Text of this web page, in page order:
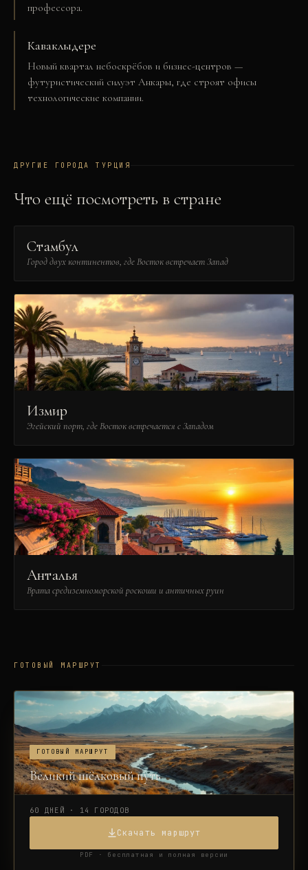
профессора.
Каваклыдере
Новый квартал небоскрёбов и бизнес-центров —
футуристический силуэт Анкары, где строят офисы
технологические компании.
ДРУГИЕ ГОРОДА ТУРЦИЯ
Что ещё посмотреть в стране
Стамбул
Город двух континентов, где Восток встречает Запад
Измир
Эгейский порт, где Восток встречается с Западом
Анталья
Врата средиземноморской роскоши и античных руин
ГОТОВЫЙ МАРШРУТ
ГОТОВЫЙ МАРШРУТ
Великий шёлковый путь
60 ДНЕЙ · 14 ГОРОДОВ
Скачать маршрут
PDF · бесплатная и полная версии